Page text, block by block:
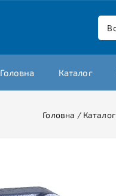
Головна Каталог
Головна / Каталог